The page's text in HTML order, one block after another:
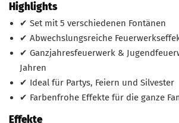
Highlights
✔ Set mit 5 verschiedenen Fontänen
✔ Abwechslungsreiche
✔ Ganzjahresfeuerwerk &
Jahren
✔ Ideal für Partys, Feiern und Silvester
✔ Farbenfrohe Effekte für die ganze
Effekte